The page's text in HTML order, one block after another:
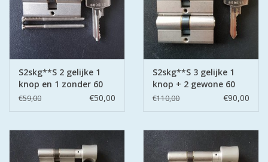
S2skg**S 2 gelijke 1
knop en 1 zonder 60
mm 30-30
€59,00 €50,00
S2skg**S 3 gelijke 1
knop + 2 gewone 60
mm 30-30
€110,00 €90,00